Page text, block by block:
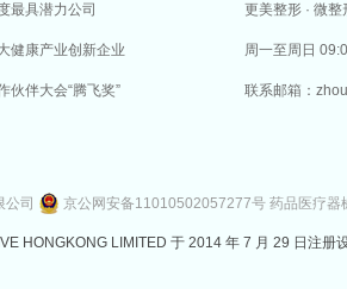
最具潜力公司
健康产业创新企业
伙伴大会“腾飞奖”
更美整形 · 微整
周一至周日
联系邮箱：
公司 京公网安备11010502057277号 药品医疗器
HONGKONG LIMITED 于 2014 年 7 月 29 日注